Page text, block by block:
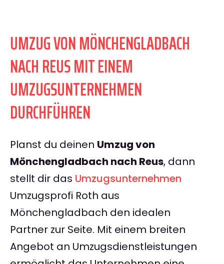
UMZUG VON MÖNCHENGLADBACH
NACH REUS MIT EINEM
UMZUGSUNTERNEHMEN
DURCHFÜHREN
Planst du deinen Umzug von
Mönchengladbach nach Reus, dann
stellt dir das Umzugsunternehmen
Umzugsprofi Roth aus
Mönchengladbach den idealen
Partner zur Seite. Mit einem breiten
Angebot an Umzugsdienstleistungen